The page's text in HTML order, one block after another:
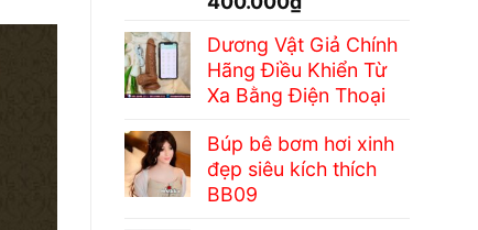
Dương Vật Giả Chính
Hãng Điều Khiển Từ
Xa Bằng Điện Thoại
Búp bê bơm hơi xinh
đẹp siêu kích thích
BB09